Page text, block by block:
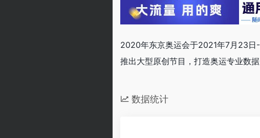
2020年东京奥运会于2021年7月23日
推出大型原创节目，打造奥运专业数
数据统计